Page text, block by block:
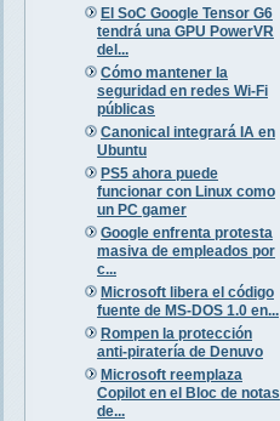
El SoC Google Tensor G6
tendrá una GPU PowerVR
del...
Cómo mantener la
seguridad en redes Wi-Fi
públicas
Canonical integrará IA en
Ubuntu
PS5 ahora puede
funcionar con Linux como
un PC gamer
Google enfrenta protesta
masiva de empleados por
c...
Microsoft libera el código
fuente de MS-DOS 1.0 en...
Rompen la protección
anti-piratería de Denuvo
Microsoft reemplaza
Copilot en el Bloc de notas
de...